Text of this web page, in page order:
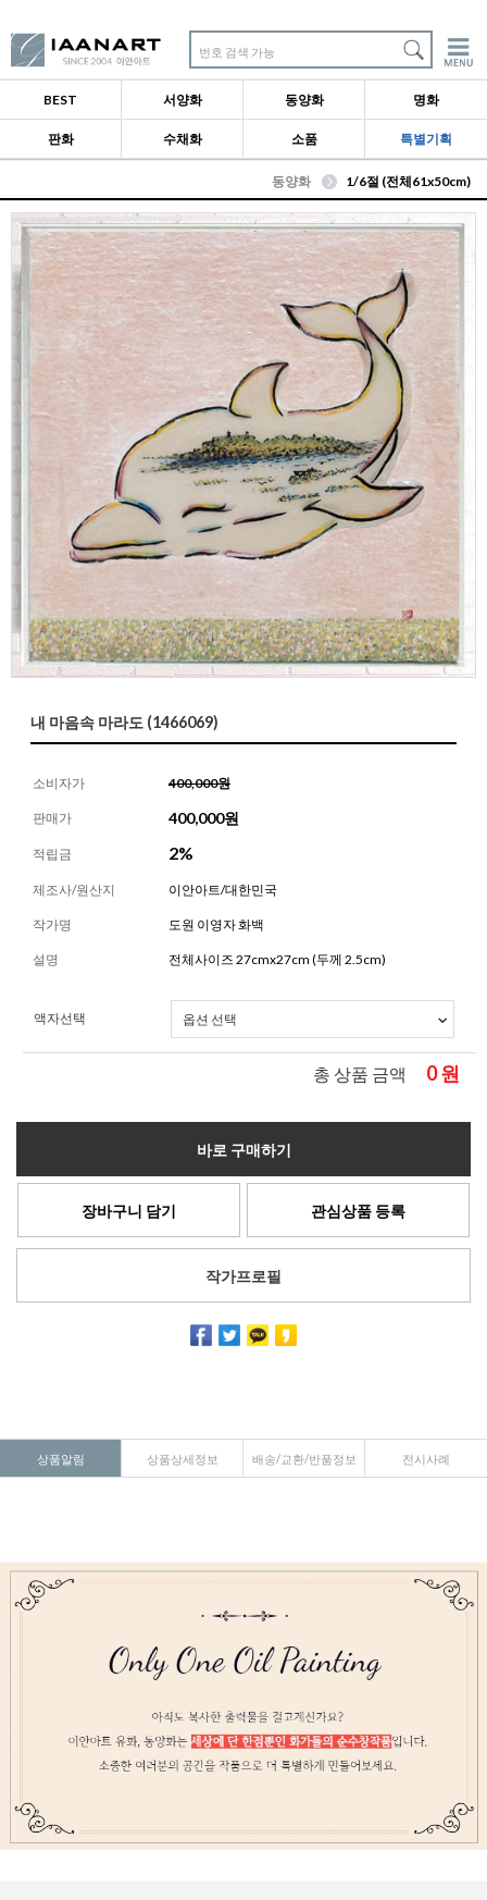
번호 검색 가능
BEST 서양화 동양화 명화
판화 수채화 소품 특별기획
동양화 1/6절 (전체61x50cm)
내 마음속 마라도 (1466069)
소비자가 400,000원
판매가 400,000원
적립금 2%
제조사/원산지 이안아트/대한민국
작가명 도원 이영자 화백
설명 전체사이즈 27cmx27cm (두께 2.5cm)
액자선택
총 상품 금액 0원
바로 구매하기
장바구니 담기 관심상품 등록
작가프로필
상품알림 상품상세정보 배송/교환/반품정보 전시사례